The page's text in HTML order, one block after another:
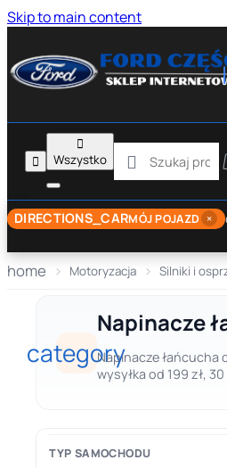
Skip to main content


Wszystko

DIRECTIONS_CARMÓJ POJAZD ×
home Motoryzacja Silniki i
category
Napinacze
Napinacze łańcucha
wysyłka od 199 zł,
TYP SAMOCHODU